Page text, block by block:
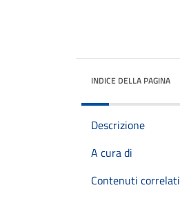
INDICE DELLA PAGINA
Descrizione
A cura di
Contenuti correlati